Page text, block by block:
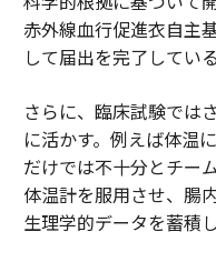
赤外線血行促進衣自主
して届出を完了している
さらに、臨床試験では
に活かす。例えば体温
だけでは不十分とチー
体温計を服用させ、腸
生理学的データを蓄積